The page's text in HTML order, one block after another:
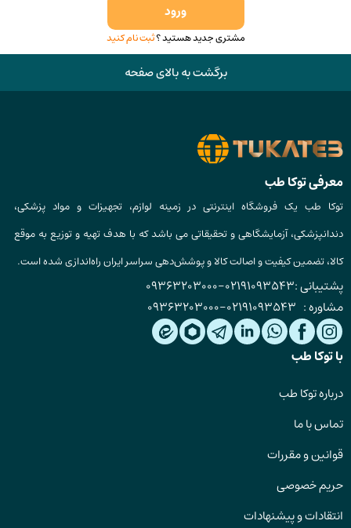
ورود
مشتری جدید هستید ؟ثبت نام کنید
برگشت به بالای صفحه
معرفی توکا طب
توکا طب یک فروشگاه اینترنتی در زمینه لوازم، تجهیزات و مواد پزشکی،
دندانپزشکی، آزمایشگاهی و تحقیقاتی می باشد که با هدف تهیه و توزیع به موقع
کالا، تضمین کیفیت و اصالت کالا و پوشش‌دهی سراسر ایران راه‌اندازی شده است.
پشتیبانی :02191093543
-
09363203000
مشاوره : 02191093543
-
09363203000
با توکا طب
درباره توکا طب
تماس با ما
قوانین و مقررات
حریم خصوصی
انتقادات و پیشنهادات